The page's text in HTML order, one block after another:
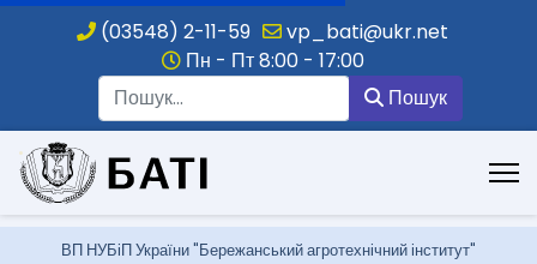
(03548) 2-11-59
vp_bati@ukr.net
Пн - Пт 8:00 - 17:00
Пошук
.
ВП НУБіП України "Бережанський агротехнічний інститут"